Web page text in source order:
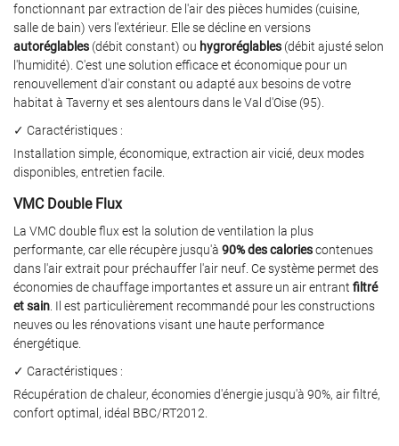
fonctionnant par extraction de l'air des pièces humides (cuisine,
salle de bain) vers l'extérieur. Elle se décline en versions
autoréglables (débit constant) ou hygroréglables (débit ajusté selon
l'humidité). C'est une solution efficace et économique pour un
renouvellement d'air constant ou adapté aux besoins de votre
habitat à Taverny et ses alentours dans le Val d'Oise (95).
✓ Caractéristiques :
Installation simple, économique, extraction air vicié, deux modes
disponibles, entretien facile.
VMC Double Flux
La VMC double flux est la solution de ventilation la plus
performante, car elle récupère jusqu'à 90% des caloriescontenues
dans l'air extrait pour préchauffer l'air neuf. Ce système permet des
économies de chauffage importantes et assure un air entrant filtré
et sain . Il est particulièrement recommandé pour les constructions
neuves ou les rénovations visant une haute performance
énergétique.
✓ Caractéristiques :
Récupération de chaleur, économies d'énergie jusqu'à 90%, air filtré,
confort optimal, idéal BBC/RT2012.